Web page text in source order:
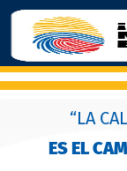
“LA
ES EL